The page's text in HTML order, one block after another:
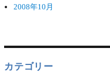
2008年10月
カテゴリー